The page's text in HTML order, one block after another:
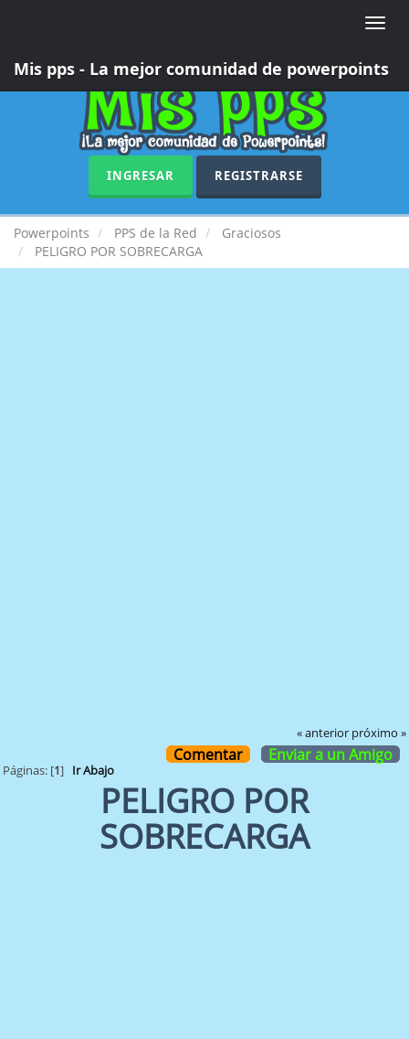
Toggle
Mis pps - La mejor comunidad de powerpoints
INGRESAR REGISTRARSE
Powerpoints PPS de la Red
Graciosos
PELIGRO POR SOBRECARGA
« anterior próximo »
Comentar Enviar a un Amigo
Páginas: [1] Ir Abajo
PELIGRO POR
SOBRECARGA